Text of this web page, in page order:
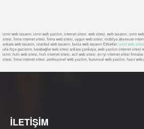
izmir web tasarım, izmir web yazılım, internet sitesi, web sitesi, web tasarım, izmir
sitesi, firma internet sitesi, firma web sitesi, uygun web sitesi, mobilya aksesuar
ankara web tasarım, istanbul web tasarım, bursa web tasarım Etiketler: izmir web sitesi
urla foça gaziemir, karabağlar web sitesi ankara çankaya, web yazılım internet sitesi
izmir, hızlı web sitesi, hızlı internet sitesi, acil web sitesi, en iyi internet sitesi
sitesi, firma internet sitesi, profesyonel web yazılım, kurumsal web yazılım, hazır
İLETİŞİM